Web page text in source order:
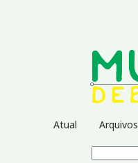
Atual Arquivos